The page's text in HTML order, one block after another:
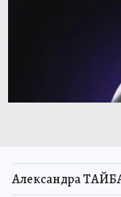
Александра